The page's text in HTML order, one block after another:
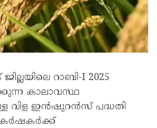
റാബി-I 2025
കാലാവസ്ഥ
വിള ഇൻഷുറൻസ് പദ്ധതി